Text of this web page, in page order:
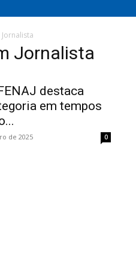
Jornalista
Jornalista
destaca
em tempos
de 2025 0